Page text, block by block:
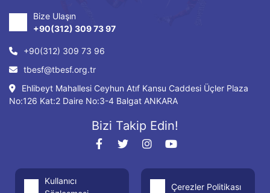
Bize Ulaşın
+90(312) 309 73 97
+90(312) 309 73 96
tbesf@tbesf.org.tr
Ehlibeyt Mahallesi Ceyhun Atıf Kansu Caddesi Üçler Plaza
No:126 Kat:2 Daire No:3-4 Balgat ANKARA
Bizi Takip Edin!
Kullanıcı
Çerezler Politikası